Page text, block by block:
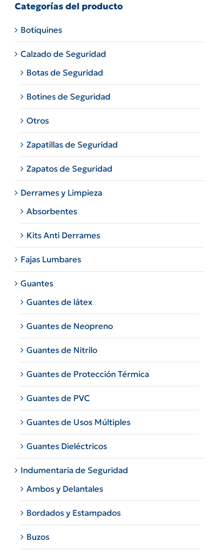
Categorías del producto
Botiquines
Calzado de Seguridad
Botas de Seguridad
Botines de Seguridad
Otros
Zapatillas de Seguridad
Zapatos de Seguridad
Derrames y Limpieza
Absorbentes
Kits Anti Derrames
Fajas Lumbares
Guantes
Guantes de látex
Guantes de Neopreno
Guantes de Nitrilo
Guantes de Protección Térmica
Guantes de PVC
Guantes de Usos Múltiples
Guantes Dieléctricos
Indumentaria de Seguridad
Ambos y Delantales
Bordados y Estampados
Buzos